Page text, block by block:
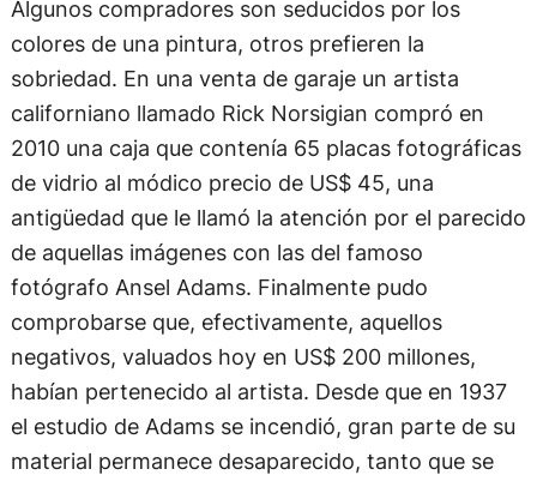
Algunos compradores son seducidos por los
colores de una pintura, otros prefieren la
sobriedad. En una venta de garaje un artista
californiano llamado Rick Norsigian compró en
2010 una caja que contenía 65 placas fotográficas
de vidrio al módico precio de US$ 45, una
antigüedad que le llamó la atención por el parecido
de aquellas imágenes con las del famoso
fotógrafo Ansel Adams. Finalmente pudo
comprobarse que, efectivamente, aquellos
negativos, valuados hoy en US$ 200 millones,
habían pertenecido al artista. Desde que en 1937
el estudio de Adams se incendió, gran parte de su
material permanece desaparecido, tanto que se